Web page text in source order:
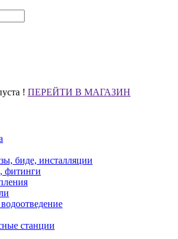
! ПЕРЕЙТИ В МАГАЗИН
биде, инсталляции
фитинги
станции